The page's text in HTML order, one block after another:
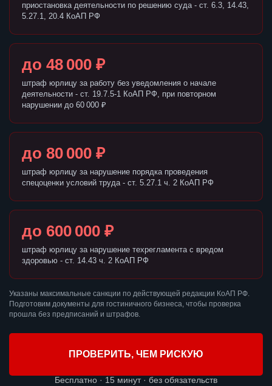
приостановка деятельности по решению суда - ст. 6.3, 14.43,
5.27.1, 20.4 КоАП РФ
до 48 000 ₽
штраф юрлицу за работу без уведомления о начале
деятельности - ст. 19.7.5-1 КоАП РФ, при повторном
нарушении до 60 000 ₽
до 80 000 ₽
штраф юрлицу за нарушение порядка проведения
спецоценки условий труда - ст. 5.27.1 ч. 2 КоАП РФ
до 600 000 ₽
штраф юрлицу за нарушение техрегламента с вредом
здоровью - ст. 14.43 ч. 2 КоАП РФ
Указаны максимальные санкции по действующей редакции КоАП РФ.
Подготовим документы для гостиничного бизнеса, чтобы проверка
прошла без предписаний и штрафов.
ПРОВЕРИТЬ, ЧЕМ РИСКУЮ
Бесплатно · 15 минут · без обязательств